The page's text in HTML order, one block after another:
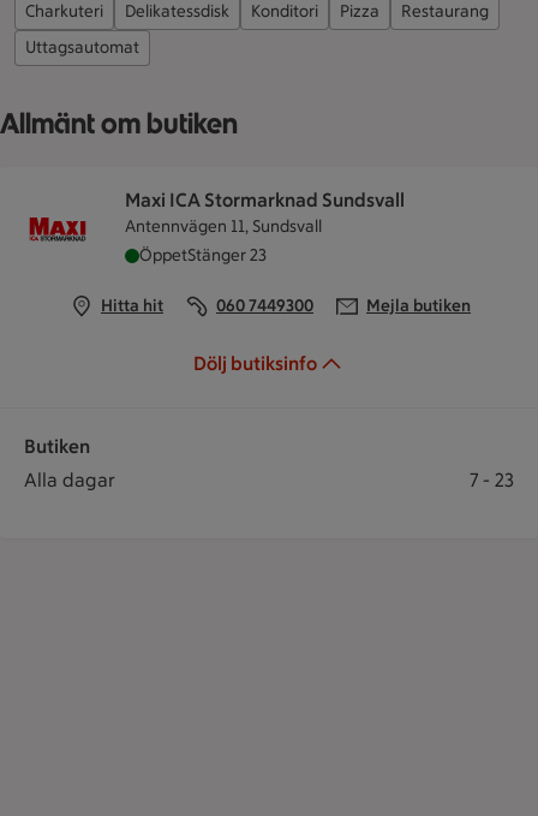
Charkuteri Delikatessdisk Konditori Pizza
Restaurang
Uttagsautomat
Allmänt om butiken
Maxi ICA Stormarknad Sundsvall
Antennvägen 11, Sundsvall
Maxi ICA Stormarknad Sundsvall är öppen nu,
ÖppetStänger 23
Hitta hit 060 7449300 Mejla butiken
Dölj butiksinfo
Butiken
Butiken öppet: Alla dagar 7 till 23
Alla dagar 7 - 23